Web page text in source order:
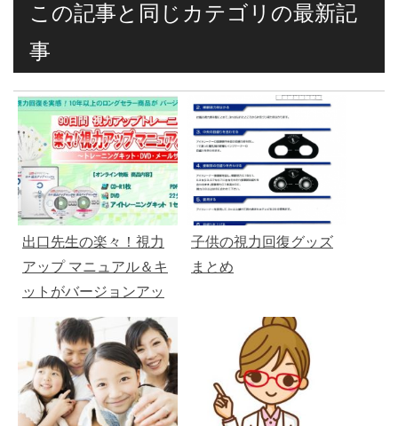
この記事と同じカテゴリの最新記
事
出口先生の楽々！視力
アップ マニュアル＆キ
ットがバージョンアッ
プ＋返金保証付きに
子供の視力回復グッズ
まとめ